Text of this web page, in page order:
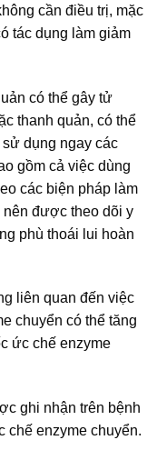
cần điều trị, mặc
tác dụng làm giảm
có thể gây tử
thanh quản, có thể
dụng ngay các
gồm cả việc dùng
các biện pháp làm
được theo dõi y
phù thoái lui hoàn
liên quan đến việc
chuyển có thể tăng
ức chế enzyme
ghi nhận trên bệnh
chế enzyme chuyển.